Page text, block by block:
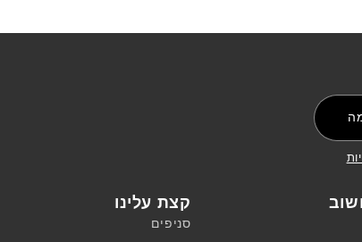
קצת עלינו
סניפים